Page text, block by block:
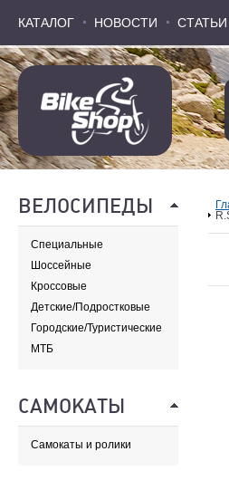
КАТАЛОГ НОВОСТИ СТАТЬИ
КАТАЛОГ НОВОСТИ СТАТЬИ
ВЕЛОСИПЕДЫ
Специальные
Шоссейные
Кроссовые
Детские/Подростковые
Городские/Туристические
МТБ
САМОКАТЫ
Самокаты и ролики